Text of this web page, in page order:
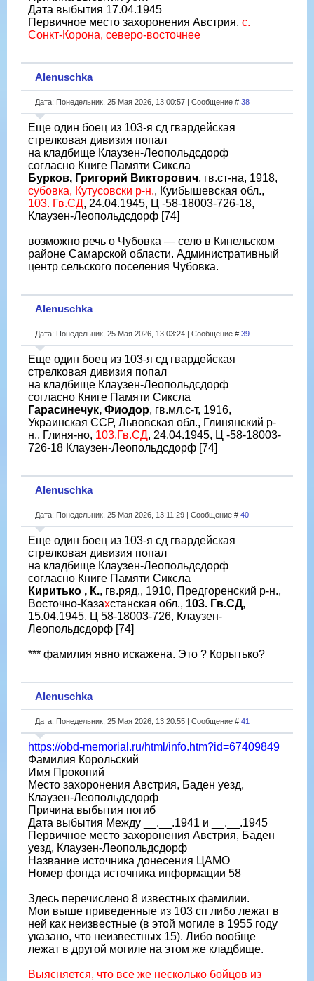
Дата выбытия 17.04.1945
Первичное место захоронения Австрия, с.
Сонкт-Корона, северо-восточнее
Alenuschka
Дата: Понедельник, 25 Мая 2026, 13:00:57 | Сообщение # 38
Еще один боец из 103-я сд гвардейская
стрелковая дивизия попал
на кладбище Клаузен-Леопольдсдорф
согласно Книге Памяти Сиксла
Бурков, Григорий Викторович, гв.ст-на, 1918,
субовка, Кутусовски р-н., Куибышевская обл.,
103. Гв.СД, 24.04.1945, Ц -58-18003-726-18,
Клаузен-Леопольдсдорф [74]
возможно речь о Чубовка — село в Кинельском
районе Самарской области. Административный
центр сельского поселения Чубовка.
Alenuschka
Дата: Понедельник, 25 Мая 2026, 13:03:24 | Сообщение # 39
Еще один боец из 103-я сд гвардейская
стрелковая дивизия попал
на кладбище Клаузен-Леопольдсдорф
согласно Книге Памяти Сиксла
Гарасинечук, Фиодор, гв.мл.с-т, 1916,
Украинская ССР, Львовская обл., Глинянский р-
н., Глиня-но, 103.Гв.СД, 24.04.1945, Ц -58-18003-
726-18 Клаузен-Леопольдсдорф [74]
Alenuschka
Дата: Понедельник, 25 Мая 2026, 13:11:29 | Сообщение # 40
Еще один боец из 103-я сд гвардейская
стрелковая дивизия попал
на кладбище Клаузен-Леопольдсдорф
согласно Книге Памяти Сиксла
Киритько , К., гв.ряд., 1910, Предгоренский р-н.,
Восточно-Казахстанская обл., 103. Гв.СД,
15.04.1945, Ц 58-18003-726, Клаузен-
Леопольдсдорф [74]
*** фамилия явно искажена. Это ? Корытько?
Alenuschka
Дата: Понедельник, 25 Мая 2026, 13:20:55 | Сообщение # 41
https://obd-memorial.ru/html/info.htm?id=67409849
Фамилия Корольский
Имя Прокопий
Место захоронения Австрия, Баден уезд,
Клаузен-Леопольдсдорф
Причина выбытия погиб
Дата выбытия Между __.__.1941 и __.__.1945
Первичное место захоронения Австрия, Баден
уезд, Клаузен-Леопольдсдорф
Название источника донесения ЦАМО
Номер фонда источника информации 58
Здесь перечислено 8 известных фамилии.
Мои выше приведенные из 103 сп либо лежат в
ней как неизвестные (в этой могиле в 1955 году
указано, что неизвестных 15). Либо вообще
лежат в другой могиле на этом же кладбище.
Выясняется, что все же несколько бойцов из